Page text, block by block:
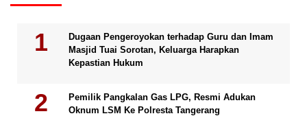
Dugaan Pengeroyokan terhadap Guru dan Imam
Masjid Tuai Sorotan, Keluarga Harapkan
Kepastian Hukum
Pemilik Pangkalan Gas LPG, Resmi Adukan
Oknum LSM Ke Polresta Tangerang